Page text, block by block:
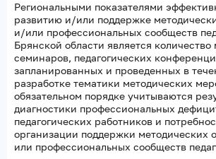
Региональными показателями
развитию и/или поддержке
и/или профессиональных сообществ
Брянской области является количество
семинаров, педагогических
запланированных и проведенных в
разработке тематики методических
обязательном порядке учитываются
диагностики профессиональных
педагогических работников и
организации поддержки методических
или профессиональных сообществ